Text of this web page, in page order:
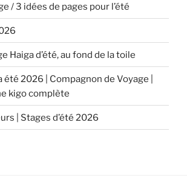
/ 3 idées de pages pour l’été
Haiga d’été, au fond de la toile
été 2026 | Compagnon de Voyage |
kigo complète
| Stages d’été 2026